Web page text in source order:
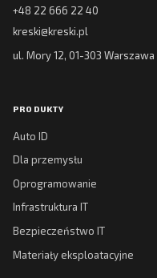
+48 22 666 22 40
kreski@kreski.pl
ul. Mory 12, 01-303 Warszawa
PRODUKTY
Auto ID
Dla przemysłu
Oprogramowanie
Infrastruktura IT
Bezpieczeństwo IT
Materiały eksploatacyjne